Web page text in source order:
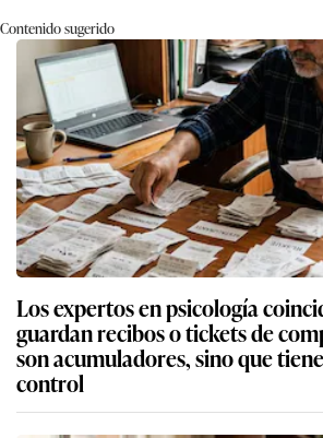
Contenido sugerido
Los expertos en psicología
guardan recibos o tickets de
son acumuladores, sino que
control